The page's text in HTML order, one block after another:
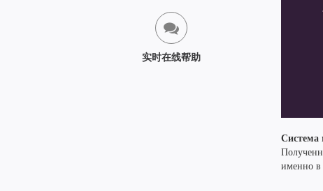
实时在线帮助
Система
именно в